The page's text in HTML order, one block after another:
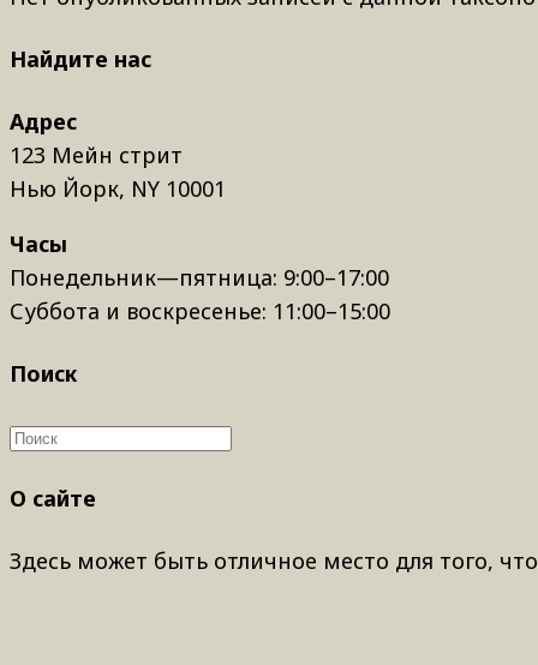
Найдите нас
Адрес
123 Мейн стрит
Нью Йорк, NY 10001
Часы
Понедельник—пятница: 9:00–17:00
Суббота и воскресенье: 11:00–15:00
Поиск
О сайте
Здесь может быть отличное место для того,